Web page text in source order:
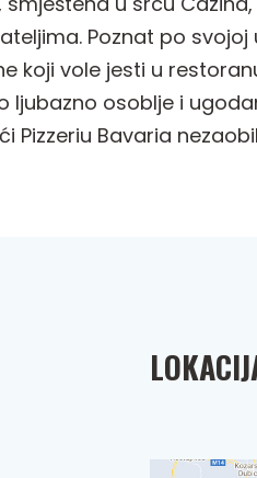
Poznat po
koji vole jesti u
ljubazno osoblje i
Pizzeriu Bavaria